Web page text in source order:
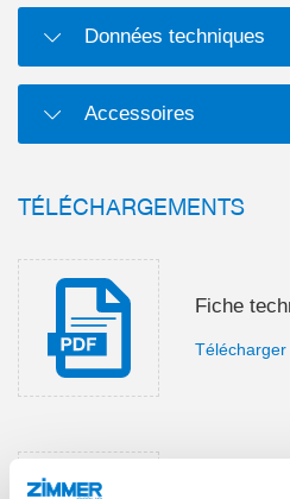
Données techniques
Accessoires
TÉLÉCHARGEMENTS
Fiche
Télécharger